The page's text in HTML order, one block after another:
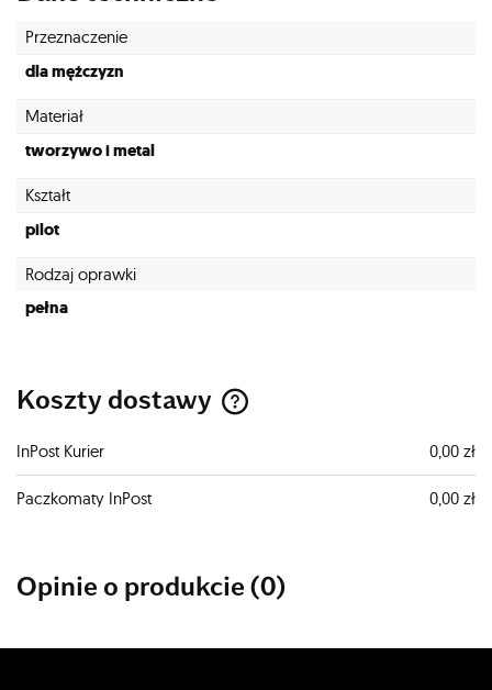
Przeznaczenie
dla mężczyzn
Materiał
tworzywo i metal
Kształt
pilot
Rodzaj oprawki
pełna
Koszty dostawy
Cena nie zawiera ewentualnych kosztów płatności
InPost Kurier 0,00 zł
Paczkomaty InPost 0,00 zł
Opinie o produkcie (0)